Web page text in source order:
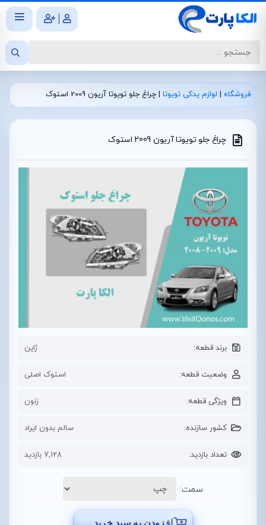
|
فروشگاه | لوازم یدکی تویوتا | چراغ جلو تویوتا آریون 2009 استوک
چراغ جلو تویوتا آریون 2009 استوک
برند قطعه: ژاپن
وضعیت قطعه: استوک اصلی
ویژگی قطعه: زنون
کشور سازنده: سالم بدون ایراد
تعداد بازدید: 7,128 بازدید
سمت: